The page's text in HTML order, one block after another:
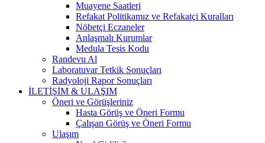
Muayene Saatleri
Refakat Politikamız ve Refakatçi Kuralları
Nöbetçi Eczaneler
Anlaşmalı Kurumlar
Medula Tesis Kodu
Randevu Al
Laboratuvar Tetkik Sonuçları
Radyoloji Rapor Sonuçları
İLETİŞİM & ULAŞIM
Öneri ve Görüşleriniz
Hasta Görüş ve Öneri Formu
Çalışan Görüş ve Öneri Formu
Ulaşım